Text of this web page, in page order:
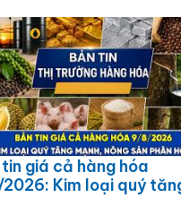
giá cả hàng hóa
Kim loại quý